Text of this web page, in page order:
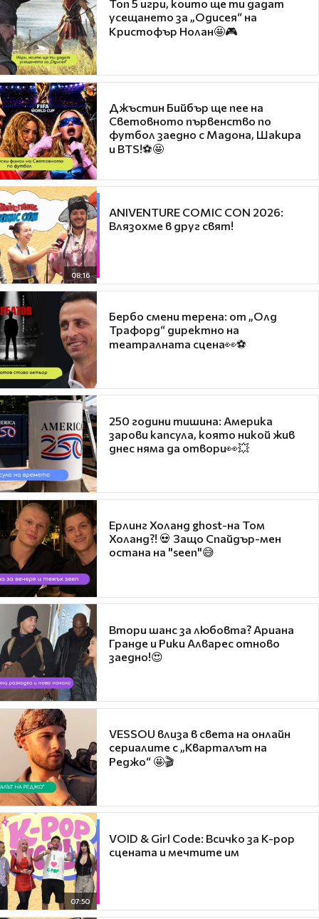
Топ 5 игри, които ще ти дадат
усещането за „Одисея“ на
Кристофър Нолан🤩🎮
Джъстин Бийбър ще пее на
Световното първенство по
футбол заедно с Мадона, Шакира
и BTS!⚽🤩
08:16
ANIVENTURE COMIC CON 2026:
Влязохме в друг свят!
Бербо смени терена: от „Олд
Трафорд“ директно на
театралната сцена👀⚽
250 години тишина: Америка
зарови капсула, която никой жив
днес няма да отвори👀💥
Ерлинг Холанд ghost-на Том
Холанд?! 💀 Защо Спайдър-мен
остана на "seen"😅
Втори шанс за любовта? Ариана
Гранде и Рики Алварес отново
заедно!😍
VESSOU влиза в света на онлайн
сериалите с „Кварталът на
Реджо“ 🤩🎬
07:50
VOID & Girl Code: Всичко за K-pop
сцената и мечтите им